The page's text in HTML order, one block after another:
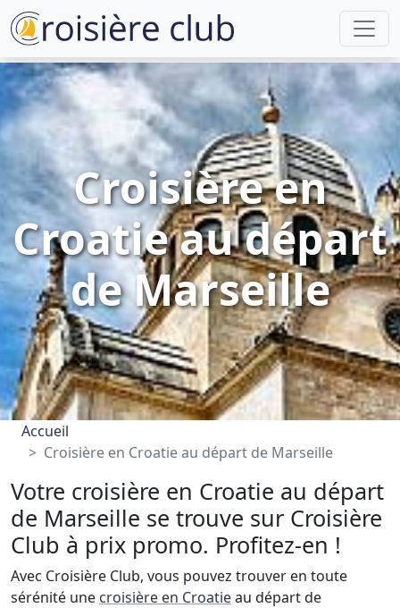
Croisière en
Croatie au départ
de Marseille
Accueil
Croisière en Croatie au départ de Marseille
Votre croisière en Croatie au départ
de Marseille se trouve sur Croisière
Club à prix promo. Profitez-en !
Avec Croisière Club, vous pouvez trouver en toute
sérénité une croisière en Croatieau départ de